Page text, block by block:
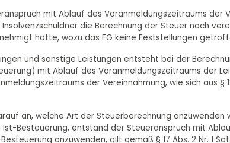
mit Ablauf des Voranmeldungszeitraums der
die Berechnung der Steuer nach
hatte, wozu das FG keine Feststellungen
und sonstige Leistungen entsteht bei der
mit Ablauf des Voranmeldungszeitraums der
der Vereinnahmung, wie sich aus §
an, welche Art der Steuerberechnung anzuwenden
Ist-Besteuerung, entstand der Steueranspruch mit
anzuwenden, gilt gemäß § 17 Abs. 2 Nr. 1